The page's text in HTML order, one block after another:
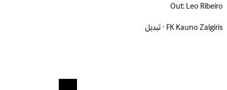
Out:Leo Ribeiro
FK Kauno Zalgiris · تبديل